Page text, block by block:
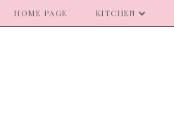
HOME PAGE KITCHEN